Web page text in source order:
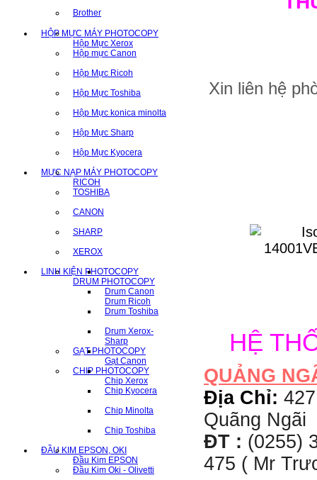
Brother
HỘP MỰC MÁY PHOTOCOPY
Hộp Mực Xerox
Hộp mực Canon
Hộp Mực Ricoh
Hộp Mực Toshiba
Hộp Mực konica minolta
Hộp Mực Sharp
Hộp Mực Kyocera
MỰC NẠP MÁY PHOTOCOPY
RICOH
TOSHIBA
CANON
SHARP
XEROX
LINH KIỆN PHOTOCOPY
DRUM PHOTOCOPY
Drum Canon
Drum Ricoh
Drum Toshiba
Drum Xerox-
Sharp
GẠT PHOTOCOPY
Gạt Canon
CHIP PHOTOCOPY
Chip Xerox
Chip Kyocera
Chip Minolta
Chip Toshiba
ĐẦU KIM EPSON, OKI
Đầu Kim EPSON
Đầu Kim Oki - Olivetti
Xin liên hệ
HỆ
QUẢNG
Địa Chỉ:
Quãng Ngãi
ĐT : (0255)
475 ( Mr